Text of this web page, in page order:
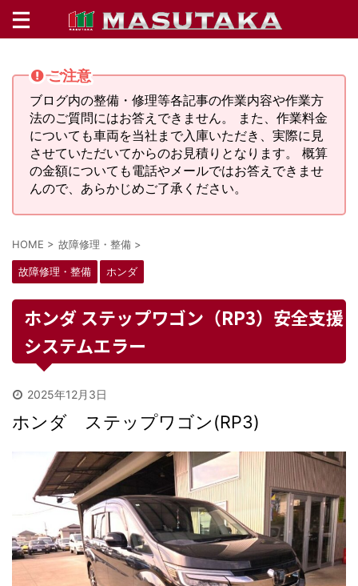
ご注意
ブログ内の整備・修理等各記事の作業内容や作業方
法のご質問にはお答えできません。 また、作業料金
についても車両を当社まで入庫いただき、実際に見
させていただいてからのお見積りとなります。 概算
の金額についても電話やメールではお答えできませ
んので、あらかじめご了承ください。
HOME > 故障修理・整備 >
故障修理・整備 ホンダ
ホンダ ステップワゴン（RP3）安全支援
システムエラー
2025年12月3日
ホンダ ステップワゴン(RP3)